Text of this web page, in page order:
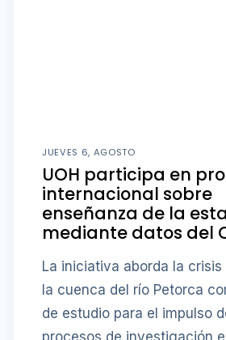
JUEVES 6, AGOSTO
UOH participa en
internacional sobre
enseñanza de la
mediante datos del
La iniciativa aborda la crisis
la cuenca del río Petorca
de estudio para el impulso
procesos de investigación